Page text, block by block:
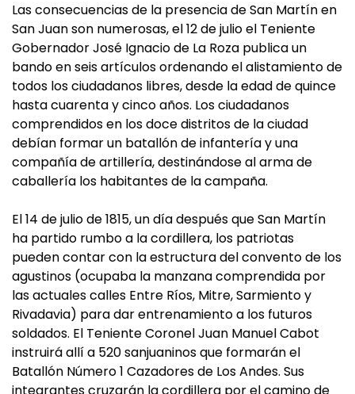
Las consecuencias de la presencia de San Martín en
San Juan son numerosas, el 12 de julio el Teniente
Gobernador José Ignacio de La Roza publica un
bando en seis artículos ordenando el alistamiento de
todos los ciudadanos libres, desde la edad de quince
hasta cuarenta y cinco años. Los ciudadanos
comprendidos en los doce distritos de la ciudad
debían formar un batallón de infantería y una
compañía de artillería, destinándose al arma de
caballería los habitantes de la campaña.
El 14 de julio de 1815, un día después que San Martín
ha partido rumbo a la cordillera, los patriotas
pueden contar con la estructura del convento de los
agustinos (ocupaba la manzana comprendida por
las actuales calles Entre Ríos, Mitre, Sarmiento y
Rivadavia) para dar entrenamiento a los futuros
soldados. El Teniente Coronel Juan Manuel Cabot
instruirá allí a 520 sanjuaninos que formarán el
Batallón Número 1 Cazadores de Los Andes. Sus